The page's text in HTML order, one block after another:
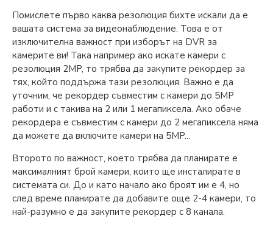
Помислете първо каква резолюция бихте искали да е
вашата система за видеонаблюдение. Това е от
изключителна важност при изборът на DVR за
камерите ви! Така например ако искате камери с
резолюция 2MP, то трябва да закупите рекордер за
тях, който поддържа тази резолюция. Важно е да
уточним, че рекордер съвместим с камери до 5MP
работи и с такива на 2 или 1 мегапиксела. Ако обаче
рекордера е съвместим с камери до 2 мегапиксела няма
да можете да включите камери на 5MP...
Второто по важност, което трябва да планирате е
максималният брой камери, които ще инсталирате в
системата си. До и като начало ако броят им е 4, но
след време планирате да добавите още 2-4 камери, то
най-разумно е да закупите рекордер с 8 канала.